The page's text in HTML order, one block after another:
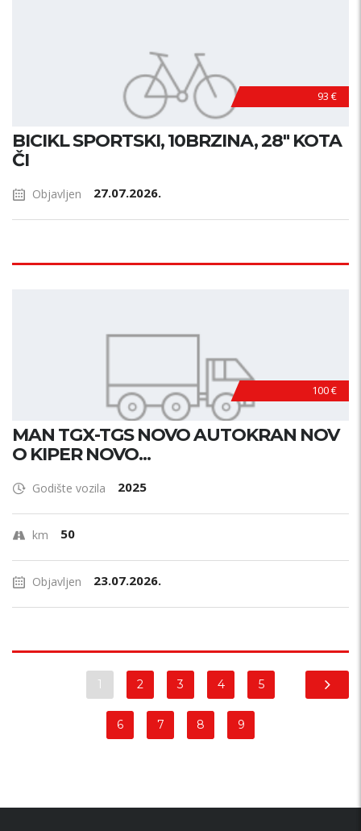
93 €
BICIKL SPORTSKI, 10BRZINA, 28" KOTA
ČI
Objavljen 27.07.2026.
100 €
MAN TGX-TGS NOVO AUTOKRAN NOV
O KIPER NOVO...
Godište vozila 2025
km 50
Objavljen 23.07.2026.
1 2 3 4 5
6 7 8 9